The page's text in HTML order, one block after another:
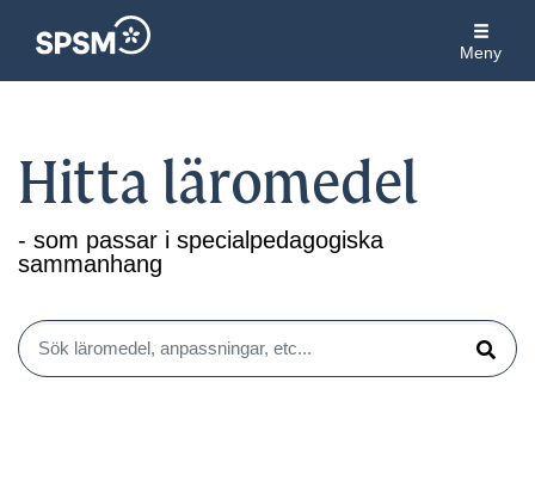
Meny
Hitta läromedel
- som passar i specialpedagogiska
sammanhang
Sök läromedel, anpassningar, etc...
Sök